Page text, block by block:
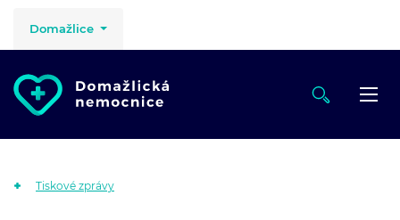
Domažlice
Tiskové zprávy